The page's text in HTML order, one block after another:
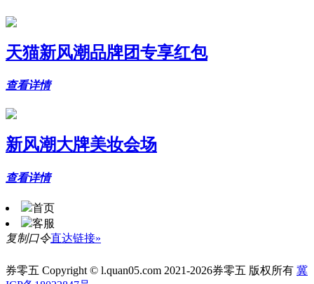
天猫新风潮品牌团专享红包
查看详情
新风潮大牌美妆会场
查看详情
首页
客服
复制口令直达链接»
券零五 Copyright © l.quan05.com 2021-2026券零五 版权所有 冀